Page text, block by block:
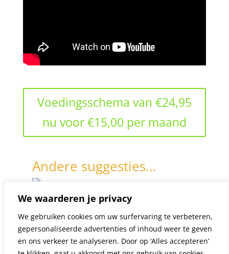
We waarderen je privacy
We gebruiken cookies om uw surfervaring te verbeteren,
gepersonaliseerde advertenties of inhoud weer te geven
en ons verkeer te analyseren. Door op ‘Alles accepteren’
Voedingsschema van €24,95
nu voor €15,00 per maand
Andere suggesties…
Voedingschema +
maandelijkse meting
€54.95 / maand